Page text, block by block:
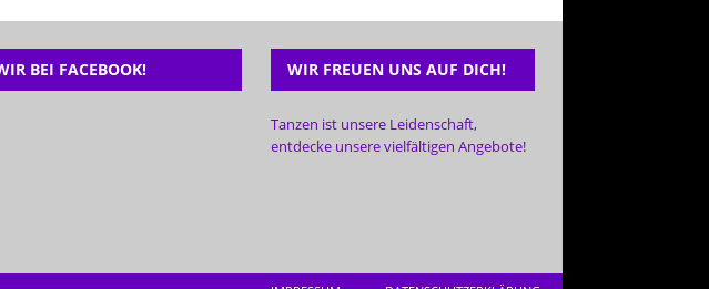
BEI FACEBOOK! WIR FREUEN UNS AUF DICH!
Tanzen ist unsere Leidenschaft,
entdecke unsere vielfältigen Angebote!